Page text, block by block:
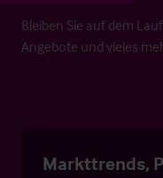
Bleiben Sie auf dem
Angebote und vieles
Markttrends,